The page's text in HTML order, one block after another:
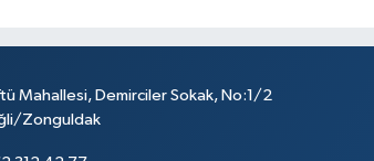
Mahallesi, Demirciler Sokak, No:1/2
Zonguldak